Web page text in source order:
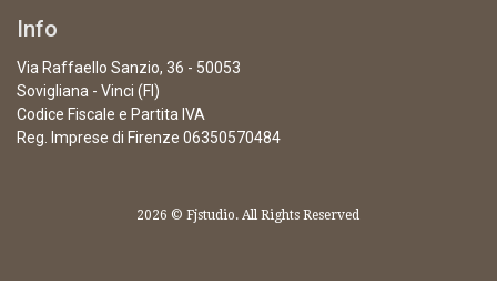
Info
Via Raffaello Sanzio, 36 - 50053
Sovigliana - Vinci (FI)
Codice Fiscale e Partita IVA
Reg. Imprese di Firenze 06350570484
2026 © Fjstudio. All Rights Reserved